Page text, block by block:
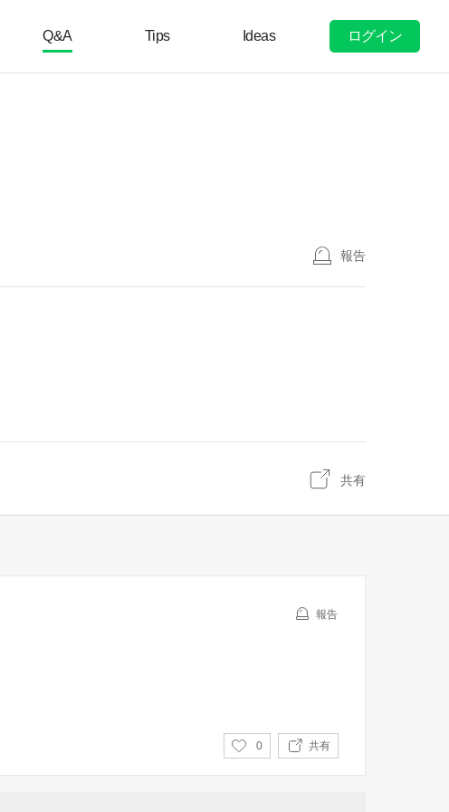
Q&A Tips Ideas ログイン
報告
共有
報告
い
0 共有